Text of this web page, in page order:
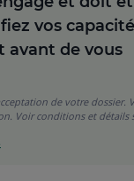
vos
avant de vous
de votre dossier.
Voir conditions et détails